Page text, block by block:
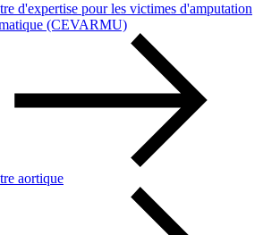
d'expertise pour les victimes d'amputation
(CEVARMU)
aortique